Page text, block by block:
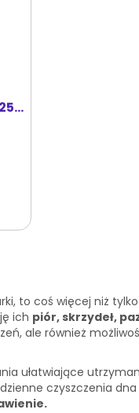
to coś więcej niż
ich piór, skrzydeł,
ale również
ułatwiające
czyszczenia